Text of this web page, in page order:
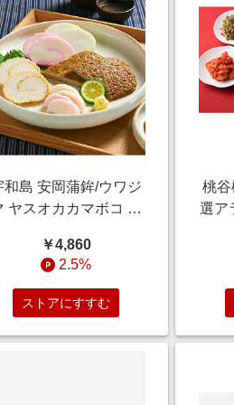
和島 安岡蒲鉾/ウワジ
ヤスオカカマボコ 宇
合せ 調理済み食品【三
越伊勢丹/公式】
￥4,860
2.5%
ストアにすすむ
桃谷
選ア